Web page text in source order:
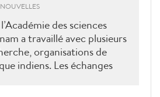
NOUVELLES
des sciences
a travaillé avec plusieurs
organisations de
indiens. Les échanges